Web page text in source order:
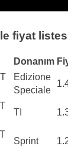
fiyat
Donanım
Edizione
Speciale
TI
Sprint